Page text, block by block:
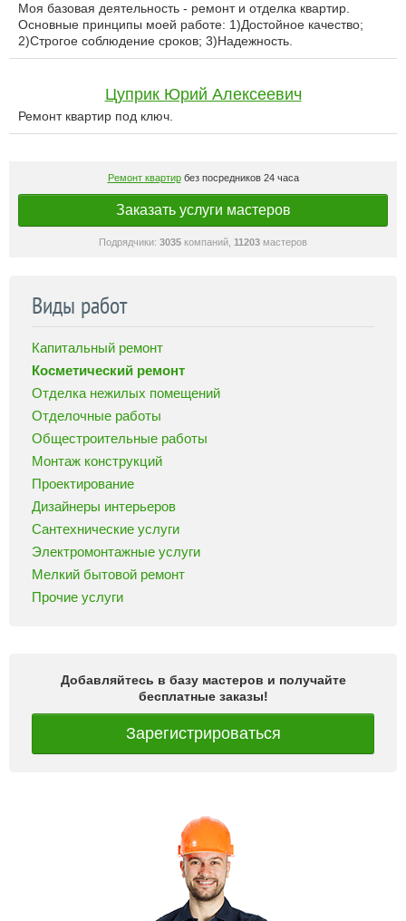
Моя базовая деятельность - ремонт и отделка квартир.
Основные принципы моей работе: 1)Достойное качество;
2)Строгое соблюдение сроков; 3)Надежность.
Цуприк Юрий Алексеевич
Ремонт квартир под ключ.
Ремонт квартирбез посредников 24 часа
Заказать услуги мастеров
Подрядчики: 3035 компаний, 11203 мастеров
Виды работ
Капитальный ремонт
Косметический ремонт
Отделка нежилых помещений
Отделочные работы
Общестроительные работы
Монтаж конструкций
Проектирование
Дизайнеры интерьеров
Сантехнические услуги
Электромонтажные услуги
Мелкий бытовой ремонт
Прочие услуги
Добавляйтесь в базу мастеров и получайте
бесплатные заказы!
Зарегистрироваться